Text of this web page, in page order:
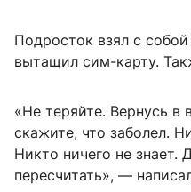
Подросток взял с
вытащил сим-карту.
«Не теряйте. Вернусь в
скажите, что заболел.
Никто ничего не знает.
пересчитать», —